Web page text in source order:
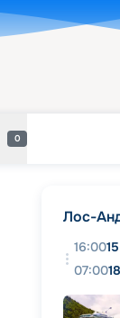
0
Лос-
16:00
07:00